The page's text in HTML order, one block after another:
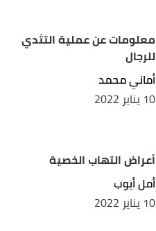
معلومات عن عملية التثدي
للرجال
أماني محمد
10 يناير 2022
أعراض التهاب الخصية
أمل أيوب
10 يناير 2022